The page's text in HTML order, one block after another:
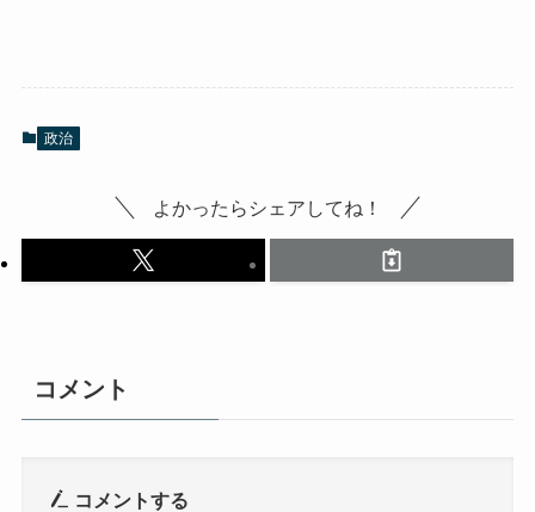
政治
よかったらシェアしてね！
コメント
コメントする